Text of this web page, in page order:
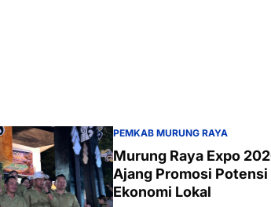
PEMKAB MURUNG RAYA
Murung Raya Expo
Ajang Promosi
Ekonomi Lokal